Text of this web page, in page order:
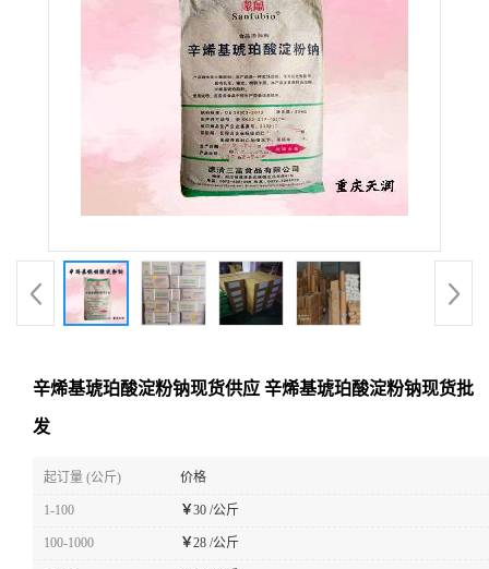
辛烯基琥珀酸淀粉钠现货供应 辛烯基琥珀酸淀粉钠现货批
发
起订量 (公斤) 价格
1-100 ￥30 /公斤
100-1000 ￥28 /公斤